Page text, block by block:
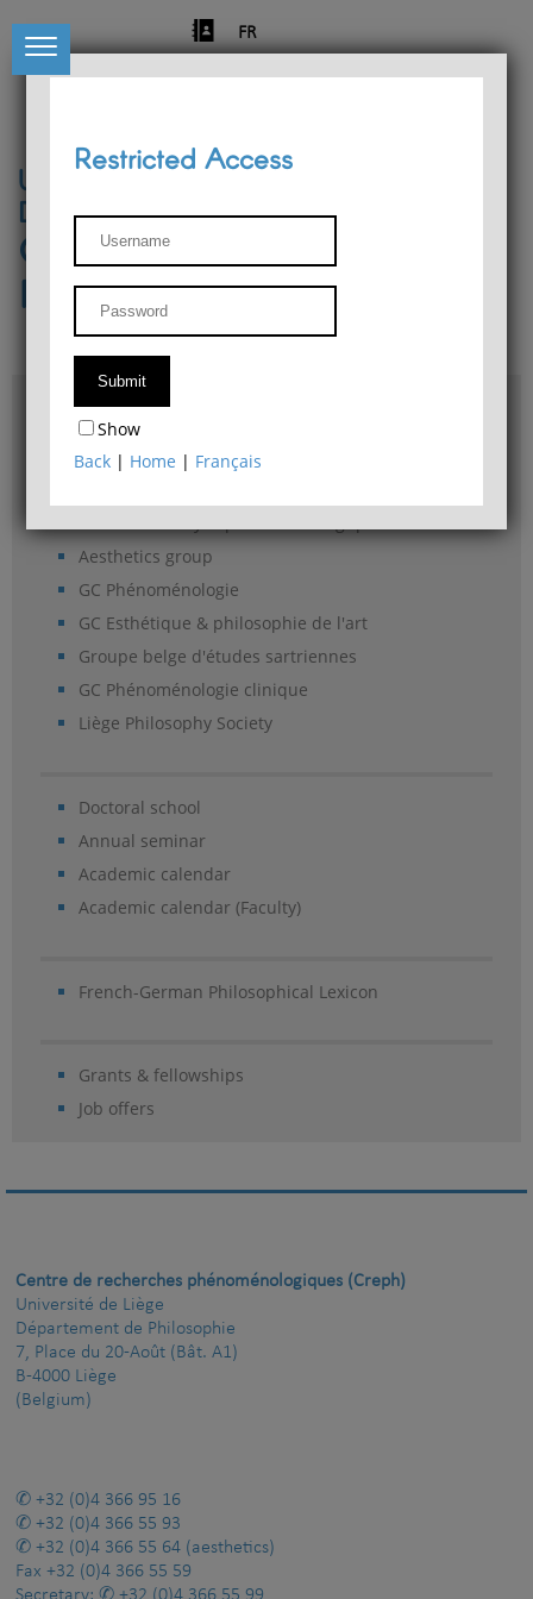
FR
University of Liège
Départment of Philosophy
Center for Phenomenological
Research
Access & maps
Philosophy Department Library
Aesthetics group
GC Phénoménologie
GC Esthétique & philosophie de l'art
Groupe belge d'études sartriennes
GC Phénoménologie clinique
Liège Philosophy Society
Doctoral school
Annual seminar
Academic calendar
Academic calendar (Faculty)
French-German Philosophical Lexicon
Grants & fellowships
Job offers
Restricted Access
Show
Back | Home | Français
Centre de recherches phénoménologiques (Creph)
Université de Liège
Département de Philosophie
7, Place du 20-Août (Bât. A1)
B-4000 Liège
(Belgium)
+32 (0)4 366 95 16
+32 (0)4 366 55 93
+32 (0)4 366 55 64 (aesthetics)
Fax +32 (0)4 366 55 59